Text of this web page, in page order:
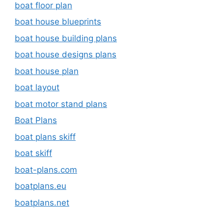
boat floor plan
boat house blueprints
boat house building plans
boat house designs plans
boat house plan
boat layout
boat motor stand plans
Boat Plans
boat plans skiff
boat skiff
boat-plans.com
boatplans.eu
boatplans.net